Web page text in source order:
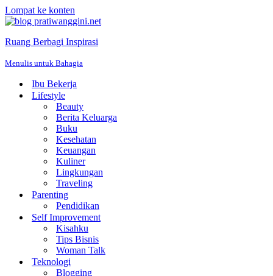
Lompat ke konten
Ruang Berbagi Inspirasi
Menulis untuk Bahagia
Ibu Bekerja
Lifestyle
Beauty
Berita Keluarga
Buku
Kesehatan
Keuangan
Kuliner
Lingkungan
Traveling
Parenting
Pendidikan
Self Improvement
Kisahku
Tips Bisnis
Woman Talk
Teknologi
Blogging